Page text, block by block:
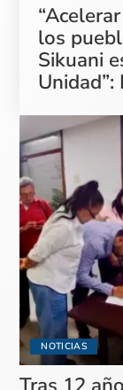
los
Sikuani
Unidad”:
NOTICIAS